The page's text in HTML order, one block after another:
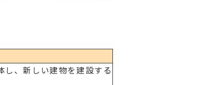
、新しい建物を建設する